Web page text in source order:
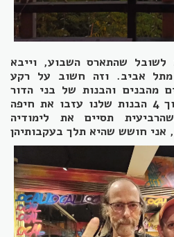
לשובל שהתארס השבוע, וייבא
מתל אביב. וזה חשוב על רקע
מהבנים והבנות של בני הדור
שלי. לשם המחשה: 3 מתוך 4 הבנות שלנו עזבו את חיפה
תסיים את לימודיה
אני חושש שהיא תלך בעקבותיהן